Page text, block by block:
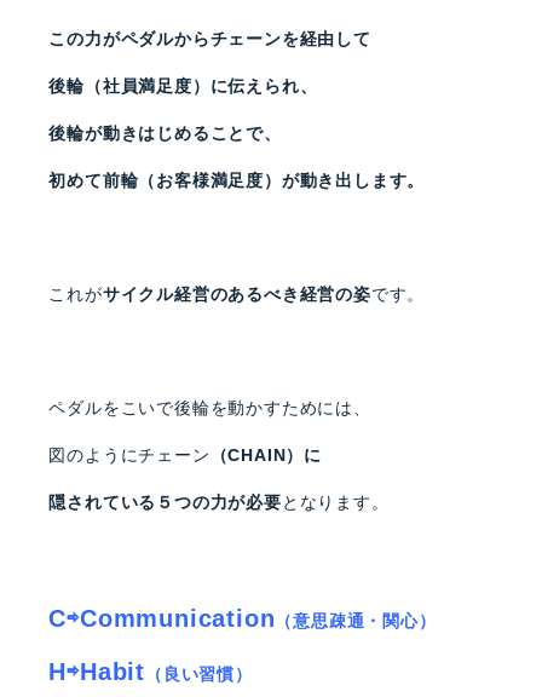
この力がペダルからチェーンを経由して
後輪（社員満足度）に伝えられ、
後輪が動きはじめることで、
初めて前輪（お客様満足度）が動き出します。
これがサイクル経営のあるべき経営の姿です。
ペダルをこいで後輪を動かすためには、
図のようにチェーン （CHAIN）に
隠されている５つの力が必要となります。
C⇨Communication （意思疎通・関心）
H⇨Habit （良い習慣）